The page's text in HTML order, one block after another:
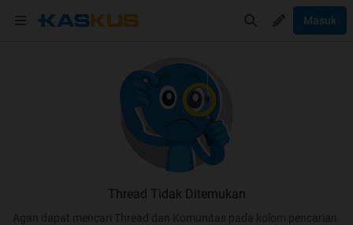
Masuk
Thread Tidak Ditemukan
Agan dapat mencari Thread dan Komunitas pada kolom pencarian.